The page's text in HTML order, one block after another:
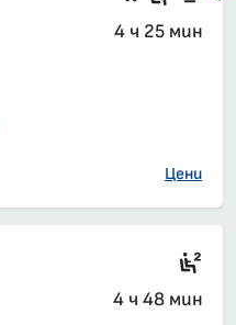
4 ч 25 мин
Цени
4 ч 48 мин